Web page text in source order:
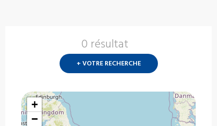
0 résultat
+ VOTRE RECHERCHE
+
−